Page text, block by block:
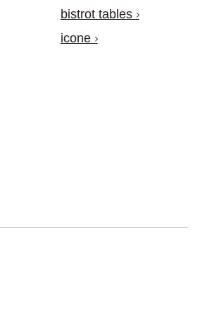
bistrot tables
icone